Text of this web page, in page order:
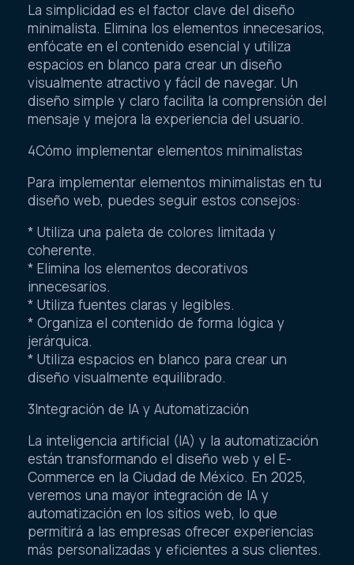
La simplicidad es el factor clave del diseño
minimalista. Elimina los elementos innecesarios,
enfócate en el contenido esencial y utiliza
espacios en blanco para crear un diseño
visualmente atractivo y fácil de navegar. Un
diseño simple y claro facilita la comprensión del
mensaje y mejora la experiencia del usuario.
4Cómo implementar elementos minimalistas
Para implementar elementos minimalistas en tu
diseño web, puedes seguir estos consejos:
* Utiliza una paleta de colores limitada y
coherente.
* Elimina los elementos decorativos
innecesarios.
* Utiliza fuentes claras y legibles.
* Organiza el contenido de forma lógica y
jerárquica.
* Utiliza espacios en blanco para crear un
diseño visualmente equilibrado.
3Integración de IA y Automatización
La inteligencia artificial (IA) y la automatización
están transformando el diseño web y el E-
Commerce en la Ciudad de México. En 2025,
veremos una mayor integración de IA y
automatización en los sitios web, lo que
permitirá a las empresas ofrecer experiencias
más personalizadas y eficientes a sus clientes.